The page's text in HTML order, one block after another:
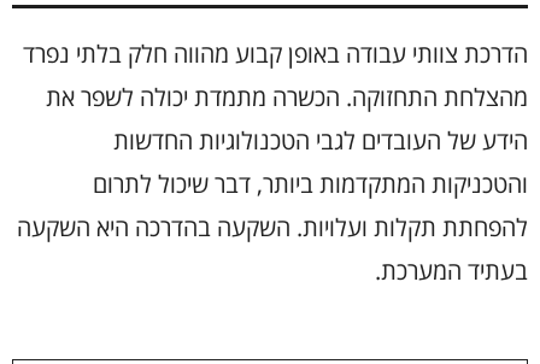
הדרכת צוותי עבודה באופן קבוע מהווה חלק בלתי נפרד
מהצלחת התחזוקה. הכשרה מתמדת יכולה לשפר את
הידע של העובדים לגבי הטכנולוגיות החדשות
והטכניקות המתקדמות ביותר, דבר שיכול לתרום
להפחתת תקלות ועלויות. השקעה בהדרכה היא השקעה
בעתיד המערכת.